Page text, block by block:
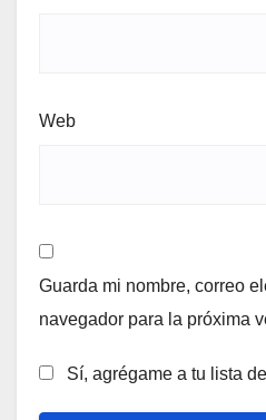
Web
Guarda mi nombre, correo
navegador para la próxima
Sí, agrégame a tu lista